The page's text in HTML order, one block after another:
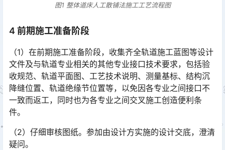
图1 整体道床人工散铺法施工工艺流程图
4 前期施工准备阶段
（1）在前期施工准备阶段，收集齐全轨道施工蓝图等设计
文件及与轨道专业相关的其他专业接口技术要求，包括验
收规范、轨道平面图、工艺技术说明、测量基标、结构沉
降缝位置、轨道绝缘节位置等，以免因各专业之间接口不
一致而返工，同时也为各专业之间交叉施工创造便利条
件。󠅅󠅃󠄵󠅂󠄪󠇖󠆨󠆨󠇕󠆞󠆒󠅬󠇘󠆭󠆘󠇙󠆝󠅵󠇗󠆭󠆁󠄐󠇗󠅹󠅸󠇖󠆍󠅳󠇖󠅹󠅰󠇖󠆌󠅹
（2）仔细审核图纸。参加由设计方实施的设计交底，澄清
疑问。